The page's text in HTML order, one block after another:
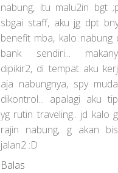
nabung, itu malu2in bgt
sbgai staff, aku jg dpt
benefit mba, kalo nabung
bank sendiri...
dipikir2, di tempat aku
aja nabungnya, spy
dikontrol... apalagi aku
yg rutin traveling.. jd kalo
rajin nabung, g akan
jalan2 :D
Balas